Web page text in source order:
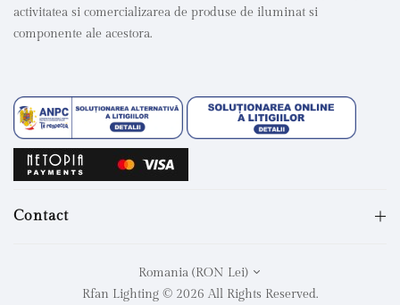
activitatea si comercializarea de produse de iluminat si
componente ale acestora.
Contact
Romania (RON Lei)
Rfan Lighting © 2026 All Rights Reserved.